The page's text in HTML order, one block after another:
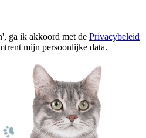
ga ik akkoord met de Privacybeleid
mijn persoonlijke data.